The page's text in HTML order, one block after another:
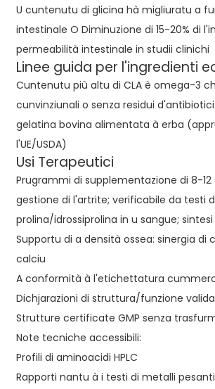
U cuntenutu di glicina hà migliuratu a
intestinale O Diminuzione di 15-20% di
permeabilità intestinale in studii clinichi
Linee guida per l'ingredienti
Cuntenutu più altu di CLA è omega-3
cunvinziunali o senza residui
gelatina bovina alimentata à erba
l'UE/USDA)
Usi Terapeutici
Prugrammi di supplementazione di 8-
gestione di l'artrite; verificabile da testi
prolina/idrossiprolina in u sangue;
Supportu di a densità ossea: sinergia di
calciu
A conformità à l'etichettatura
Dichjarazioni di struttura/funzione
Strutture certificate GMP senza
Note tecniche accessibili:
Profili di aminoacidi HPLC
Rapporti nantu à i testi di metalli